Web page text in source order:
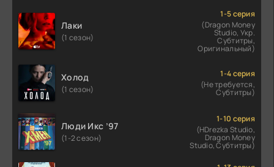
Лаки
(1 сезон)
1-5 серия
(Dragon Money
Studio, Укр.
Субтитры,
Оригинальный)
Холод
(1 сезон)
1-4 серия
(Не требуется,
Субтитры)
Люди Икс ’97
(1-2 сезон)
1-10 серия
(HDrezka Studio,
Dragon Money
Studio, Субтитры)